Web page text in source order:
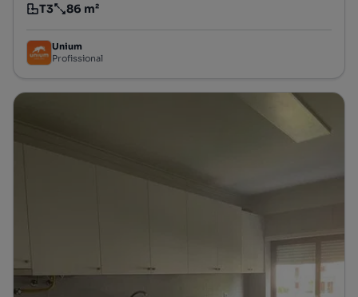
Tipologia
T3
Preço por metro quadrado
86 m²
Unium
Profissional